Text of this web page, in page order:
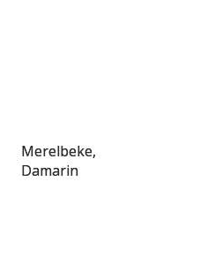
Merelbeke,
Damarin
Merelbeke,
Damarin